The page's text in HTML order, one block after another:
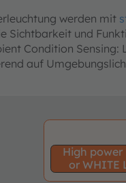
werden mit
Sichtbarkeit und
Condition
auf
High power
or WHITE